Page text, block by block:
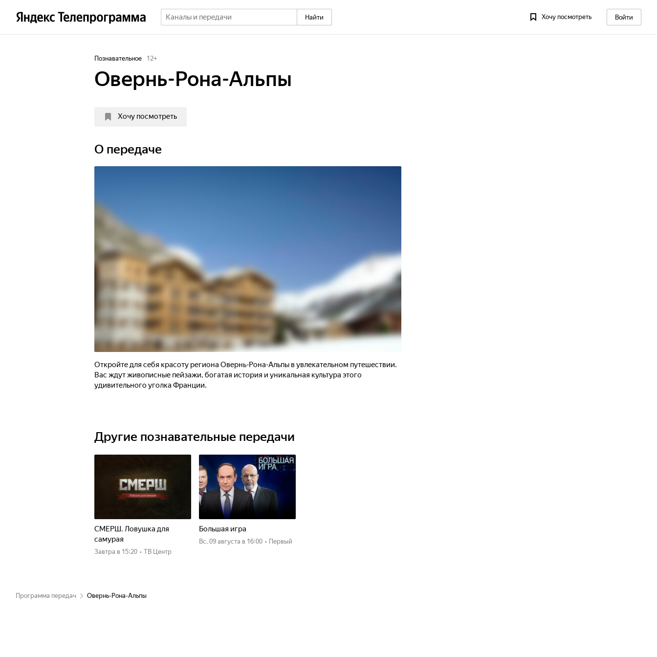
Найти Хочу посмотреть Войти
Познавательное 12+
Овернь-Рона-Альпы
Хочу посмотреть
О передаче
Откройте для себя красоту региона Овернь-Рона-Альпы в увлекательном путешествии.
Вас ждут живописные пейзажи, богатая история и уникальная культура этого
удивительного уголка Франции.
Другие познавательные передачи
СМЕРШ. Ловушка для
самурая
Завтра в 15:20 • ТВ Центр
Большая игра
вс, 09 августа в 16:00 • Первый
Программа передач Овернь-Рона-Альпы